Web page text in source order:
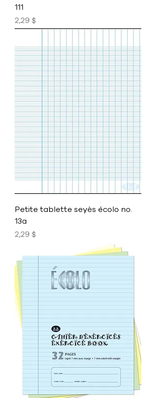
111
Prix
2,29 $
Petite tablette seyès écolo no.
13a
Prix
2,29 $